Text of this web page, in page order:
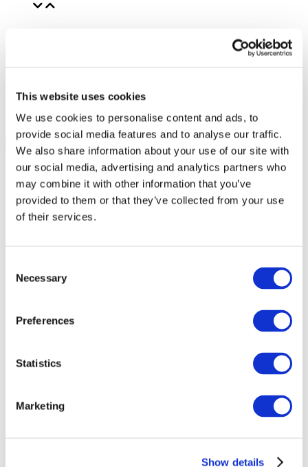
This website uses cookies
We use cookies to personalise content and ads, to
provide social media features and to analyse our traffic.
We also share information about your use of our site with
our social media, advertising and analytics partners who
may combine it with other information that you’ve
provided to them or that they’ve collected from your use
of their services.
Selection
Necessary
Preferences
Statistics
Marketing
Show details
Événements